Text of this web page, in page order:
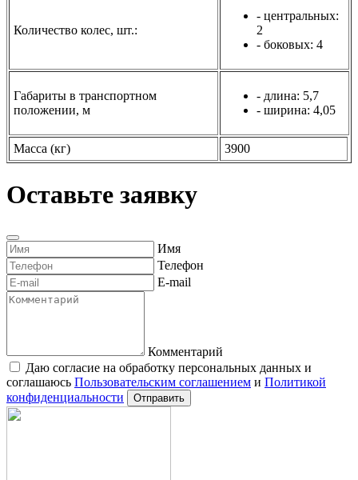
- центральных:
2
Габариты в транспортном
- длина: 5,7
Масса (кг) 3900
Оставьте заявку
Имя
Телефон
Комментарий
Даю согласие на обработку персональных данных и
соглашаюсьПользовательским соглашением
конфиденциальности